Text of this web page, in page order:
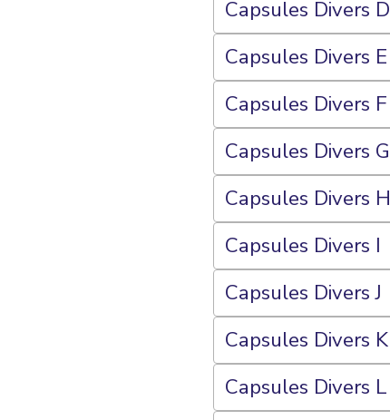
Capsules Divers D
Capsules Divers E
Capsules Divers F
Capsules Divers G
Capsules Divers H
Capsules Divers I
Capsules Divers J
Capsules Divers K
Capsules Divers L